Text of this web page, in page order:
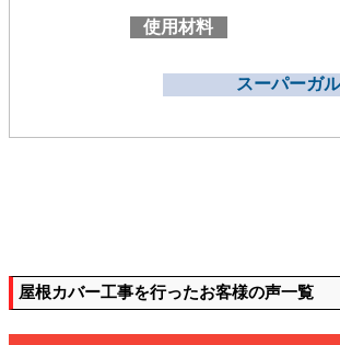
使用材料
スーパーガ
屋根カバー工事を行ったお客様の声一覧